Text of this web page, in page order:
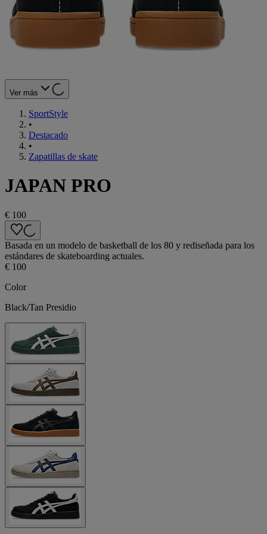
Ver más
SportStyle
•
Destacado
•
Zapatillas de skate
JAPAN PRO
€ 100
Basada en un modelo de basketball de los 80 y rediseñada para los
estándares de skateboarding actuales.
€ 100
Color
Black/Tan Presidio